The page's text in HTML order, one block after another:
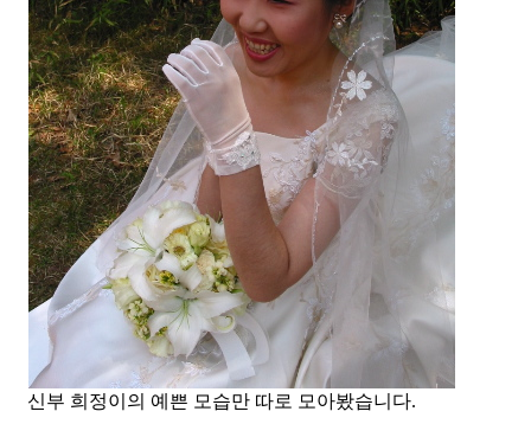
신부 희정이의 예쁜 모습만 따로 모아봤습니다.